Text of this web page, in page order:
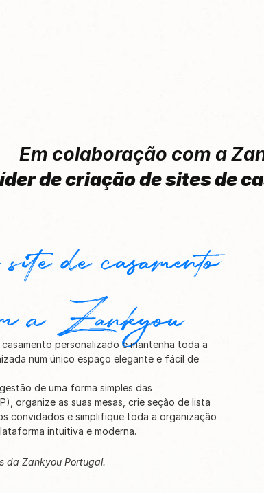
Em colaboração com a
de criação de sites de
de casamento
a Zankyou
personalizado e mantenha toda a
num único espaço elegante e fácil de
de uma forma simples das
organize as suas mesas, crie seção de lista
convidados e simplifique toda a organização
intuitiva e moderna.